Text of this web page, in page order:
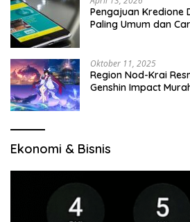
Pengajuan Kredione
Paling Umum dan
Oktober 11, 2025
Region Nod-Krai
Genshin Impact
Ekonomi & Bisnis